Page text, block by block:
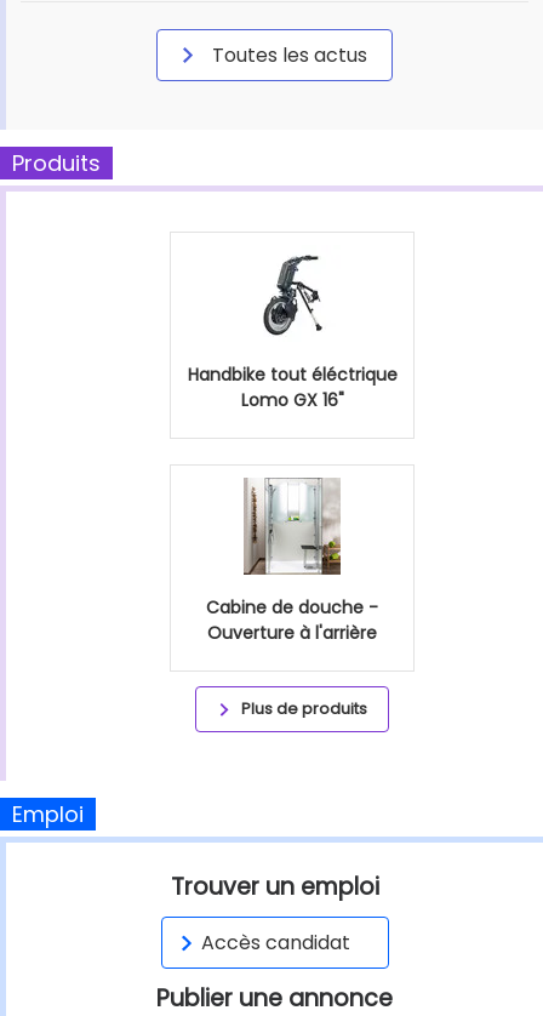
Toutes les actus
Produits
Handbike tout éléctrique
Lomo GX 16"
Cabine de douche -
Ouverture à l'arrière
Plus de produits
Emploi
Trouver un emploi
Accès candidat
Publier une annonce